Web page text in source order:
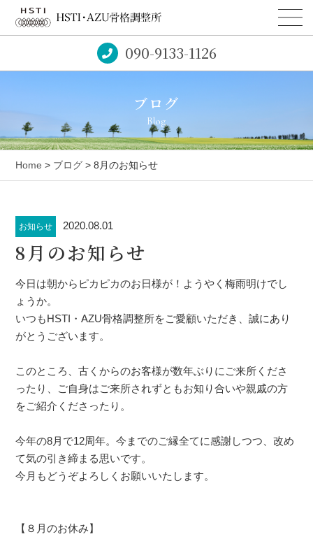
090-9133-1126
ブログ
Blog
Home > ブログ > 8月のお知らせ
お知らせ 2020.08.01
8月のお知らせ
今日は朝からピカピカのお日様が！ようやく梅雨明けでし
ょうか。
いつもHSTI・AZU骨格調整所をご愛顧いただき、誠にあり
がとうございます。
このところ、古くからのお客様が数年ぶりにご来所くださ
ったり、ご自身はご来所されずともお知り合いや親戚の方
をご紹介くださったり。
今年の8月で12周年。今までのご縁全てに感謝しつつ、改め
て気の引き締まる思いです。
今月もどうぞよろしくお願いいたします。
【８月のお休み】